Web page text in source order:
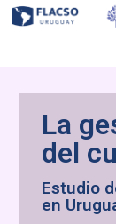
La
del
Estudio
en